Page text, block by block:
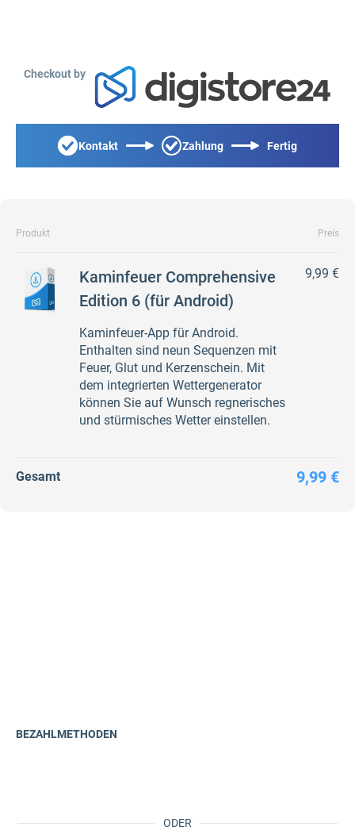
Checkout by
Kontakt Zahlung Fertig
Produkt Preis
Kaminfeuer Comprehensive
Edition 6 (für Android)
Kaminfeuer-App für Android.
Enthalten sind neun Sequenzen mit
Feuer, Glut und Kerzenschein. Mit
dem integrierten Wettergenerator
können Sie auf Wunsch regnerisches
und stürmisches Wetter einstellen.
9,99 €
Gesamt 9,99 €
ODER
BEZAHLMETHODEN